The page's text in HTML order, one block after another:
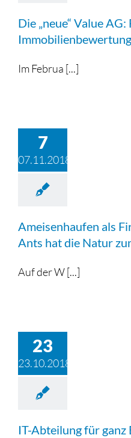
Die „neue“ Value
Im Februa [...]
7
07.11.2018
Ameisenhaufen als
Ants hat die Natur
Auf der W [...]
23
23.10.2018
IT-Abteilung für